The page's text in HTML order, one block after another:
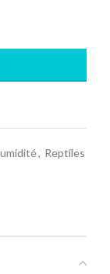
, Reptiles